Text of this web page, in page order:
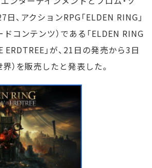
、アクションRPG「ELDEN RING」
ドコンテンツ）である「ELDEN RING
」が、21日の発売から3日
）を販売したと発表した。